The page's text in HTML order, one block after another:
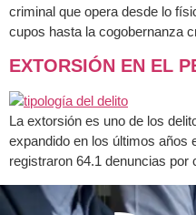
criminal que opera desde lo
cupos hasta la cogobernanza
EXTORSIÓN EN EL
La extorsión es uno de los
expandido en los últimos años
registraron 64.1 denuncias por